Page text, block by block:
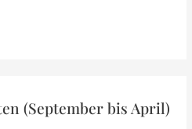
(September bis April)